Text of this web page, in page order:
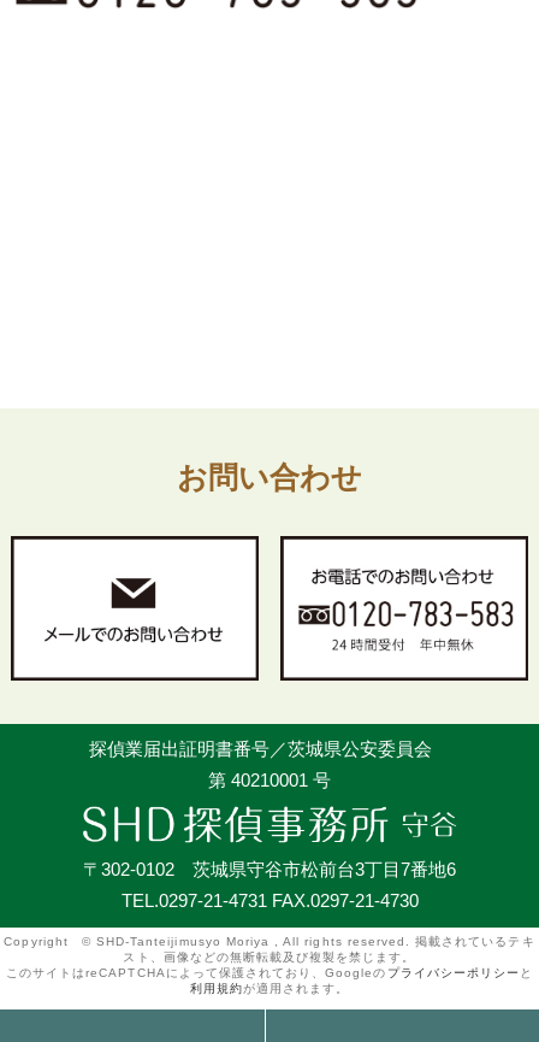
お問い合わせ
探偵業届出証明書番号／茨城県公安委員会
第 40210001 号
〒302-0102 茨城県守谷市松前台3丁目7番地6
TEL.0297-21-4731 FAX.0297-21-4730
Copyright © SHD-Tanteijimusyo Moriya , All rights reserved. 掲載されているテキ
スト、画像などの無断転載及び複製を禁じます。
このサイトはreCAPTCHAによって保護されており、Googleの プライバシーポリシー と
利用規約が適用されます。